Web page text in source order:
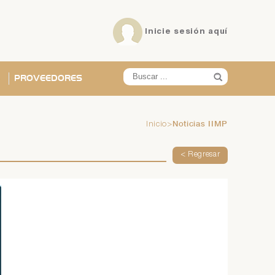
Inicie sesión aquí
PROVEEDORES
Inicio>Noticias IIMP
< Regresar